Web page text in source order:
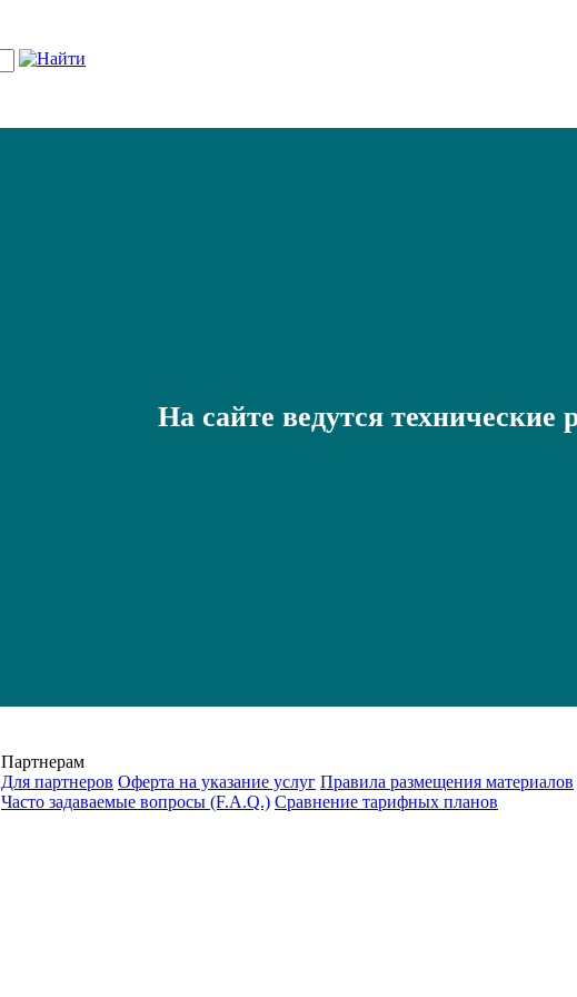
На сайте ведутся технические
Партнерам
Для партнеров Оферта на указание услуг Правила размещения материалов
Часто задаваемые вопросы (F.A.Q.) Cравнение тарифных планов